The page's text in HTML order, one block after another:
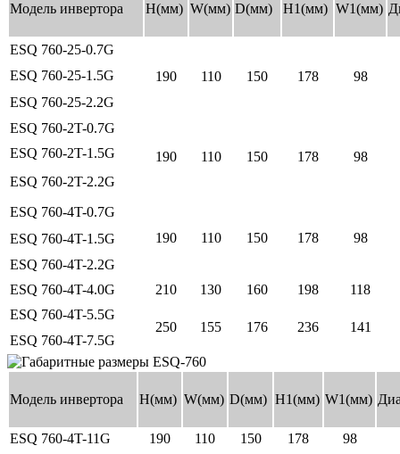
Модель инвертора H(мм) W(мм) D(мм) H1(мм) W1(мм)
ESQ 760-25-0.7G
190
110 150 178 98
ESQ 760-25-1.5G
ESQ 760-25-2.2G
ESQ 760-2T-0.7G
190
110 150 178 98
ESQ 760-2T-1.5G
ESQ 760-2T-2.2G
ESQ 760-4T-0.7G
190
110 150 178 98
ESQ 760-4T-1.5G
ESQ 760-4T-2.2G
ESQ 760-4T-4.0G
210 130 160 198
118
ESQ 760-4T-5.5G
250
155 176 236
141
ESQ 760-4T-7.5G
Модель инвертора H(мм) W(мм) D(мм) H1(мм) W1(мм)
ESQ 760-4T-11G 190 110 150 178
98